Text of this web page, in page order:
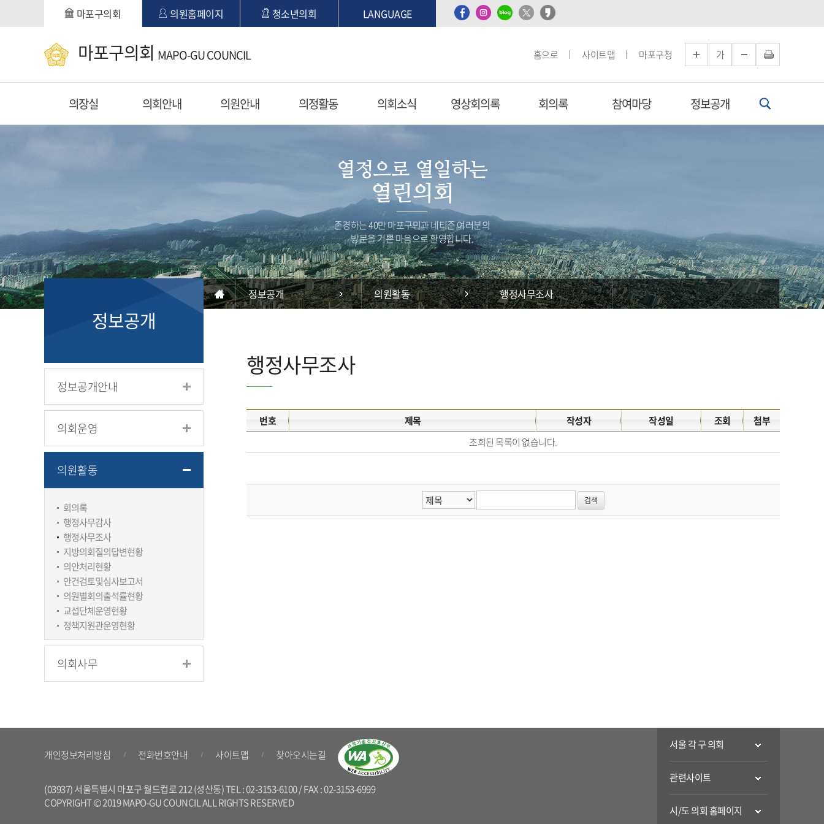
본문바로가기마포구의회 의원홈페이지 청소년의회 LANGUAGE
마포구의회 MAPO-GU COUNCIL 가
홈으로 사이트맵 마포구청
의장실 의회안내 의원안내 의정활동 의회소식 영상회의록 회의록 참여마당 정보공개
열정으로 열일하는
열린의회
존경하는 40만 마포구민과 네티즌 여러분의
방문을 기쁜 마음으로 환영합니다.
정보공개
정보공개안내
의회운영
의원활동
회의록
행정사무감사
행정사무조사
지방의회질의답변현황
의안처리현황
안건검토및심사보고서
의원별회의출석률현황
교섭단체운영현황
정책지원관운영현황
의회사무
정보공개 의원활동 행정사무조사
행정사무조사
번호 제목 작성자 작성일 조회
첨부
조회된 목록이 없습니다.
서울 각 구 의회
관련사이트
시/도 의회 홈페이지
개인정보처리방침 전화번호안내 사이트맵 찾아오시는길
(03937) 서울특별시 마포구 월드컵로 212 (성산동) TEL : 02-3153-6100 / FAX : 02-3153-6999
COPYRIGHT © 2019 MAPO-GU COUNCIL ALL RIGHTS RESERVED